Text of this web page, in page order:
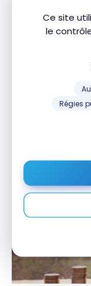
Ce site
le
Régies
1 mars 2021